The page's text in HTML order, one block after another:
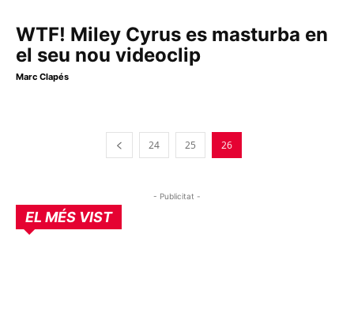
WTF! Miley Cyrus es masturba en
el seu nou videoclip
Marc Clapés
24 25 26
- Publicitat -
EL MÉS VIST